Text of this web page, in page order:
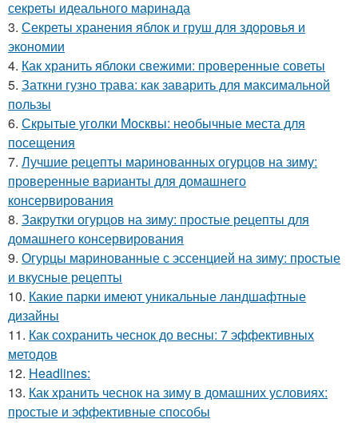
секреты идеального маринада
3. Секреты хранения яблок и груш для здоровья и
экономии
4. Как хранить яблоки свежими: проверенные советы
5. Заткни гузно трава: как заварить для максимальной
пользы
6. Скрытые уголки Москвы: необычные места для
посещения
7. Лучшие рецепты маринованных огурцов на зиму:
проверенные варианты для домашнего
консервирования
8. Закрутки огурцов на зиму: простые рецепты для
домашнего консервирования
9. Огурцы маринованные с эссенцией на зиму: простые
и вкусные рецепты
10. Какие парки имеют уникальные ландшафтные
дизайны
11. Как сохранить чеснок до весны: 7 эффективных
методов
12. Headlines:
13. Как хранить чеснок на зиму в домашних условиях:
простые и эффективные способы